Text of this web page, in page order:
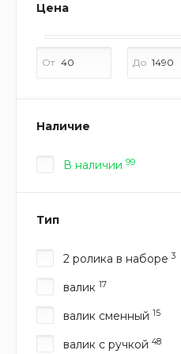
Цена
От До
Наличие
В наличии 99
Тип
2 ролика в наборе3
валик 17
валик сменный 15
валик с ручкой 48